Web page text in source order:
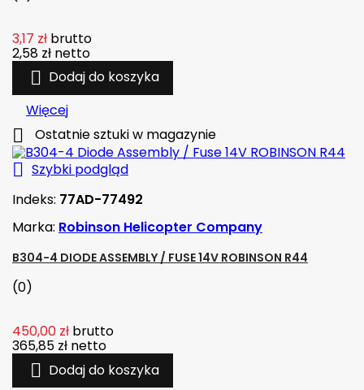
3,17 zł brutto
2,58 zł netto
 Dodaj do koszyka
Więcej
 Ostatnie sztuki w magazynie
 Szybki podgląd
Indeks: 77AD-77492
Marka: Robinson Helicopter Company
B304-4 DIODE ASSEMBLY / FUSE 14V ROBINSON R44
(0)
450,00 zł brutto
365,85 zł netto
 Dodaj do koszyka